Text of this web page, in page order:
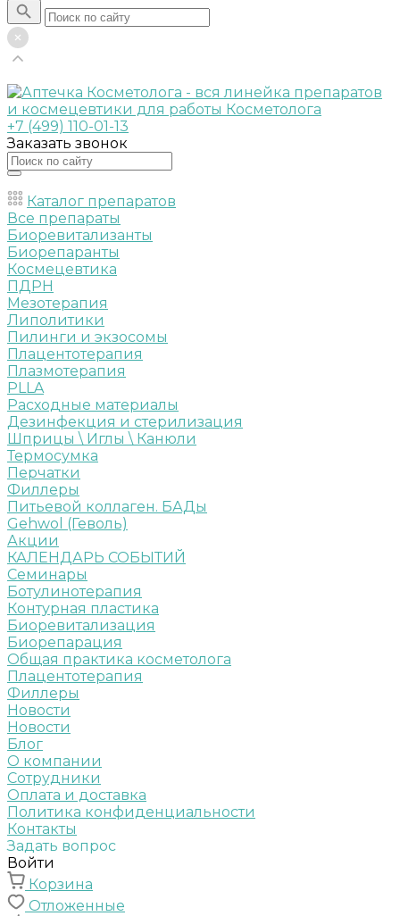
+7 (499) 110-01-13
Заказать звонок
Каталог препаратов
Все препараты
Биоревитализанты
Биорепаранты
Космецевтика
ПДРН
Мезотерапия
Липолитики
Пилинги и экзосомы
Плацентотерапия
Плазмотерапия
PLLA
Расходные материалы
Дезинфекция и стерилизация
Шприцы \ Иглы \ Канюли
Термосумка
Перчатки
Филлеры
Питьевой коллаген. БАДы
Gehwol (Геволь)
Акции
КАЛЕНДАРЬ СОБЫТИЙ
Семинары
Ботулинотерапия
Контурная пластика
Биоревитализация
Биорепарация
Общая практика косметолога
Плацентотерапия
Филлеры
Новости
Новости
Блог
О компании
Сотрудники
Оплата и доставка
Политика конфиденциальности
Контакты
Задать вопрос
Войти
Корзина
Отложенные